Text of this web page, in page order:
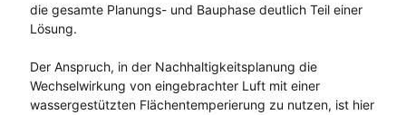
die gesamte Planungs- und Bauphase deutlich Teil einer
Lösung.
Der Anspruch, in der Nachhaltigkeitsplanung die
Wechselwirkung von eingebrachter Luft mit einer
wassergestützten Flächentemperierung zu nutzen, ist hier